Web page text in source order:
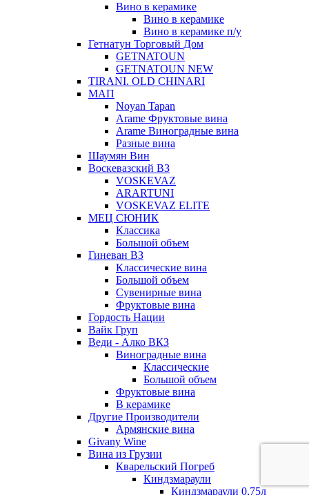
Вино в керамике
Вино в керамике
Вино в керамике п/у
Гетнатун Торговый Дом
GETNATOUN
GETNATOUN NEW
TIRANI. OLD CHINARI
МАП
Noyan Tapan
Arame Фруктовые вина
Arame Виноградные вина
Разные вина
Шаумян Вин
Воскевазский ВЗ
VOSKEVAZ
ARARTUNI
VOSKEVAZ ELITE
МЕЦ СЮНИК
Классика
Большой объем
Гиневан ВЗ
Классические вина
Большой объем
Сувенирные вина
Фруктовые вина
Гордость Нации
Вайк Груп
Веди - Алко ВКЗ
Виноградные вина
Классические
Большой объем
Фруктовые вина
В керамике
Другие Производители
Армянские вина
Givany Wine
Вина из Грузии
Кварельский Погреб
Киндзмараули
Киндзмараули 0,75л